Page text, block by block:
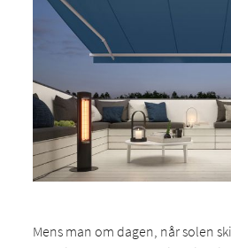
Mens man om dagen, når solen